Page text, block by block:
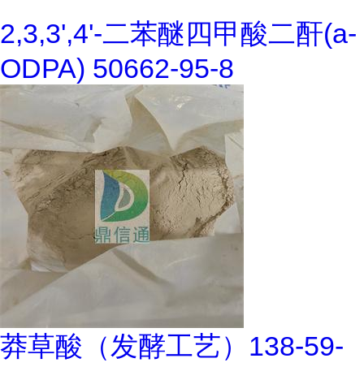
2,3,3',4'-二苯醚四甲酸二酐(a-
ODPA) 50662-95-8
莽草酸（发酵工艺）138-59-